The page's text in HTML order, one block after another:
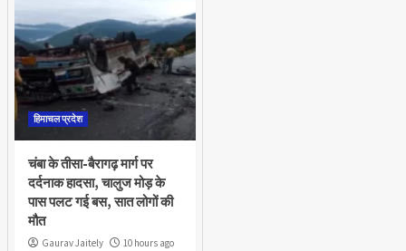
हिमाचल प्रदेश
चंबा के तीसा-बैरागढ़ मार्ग पर
दर्दनाक हादसा, चालुज मोड़ के
पास पलट गई बस, सात लोगों की
मौत
Gaurav Jaitely
10 hours ago